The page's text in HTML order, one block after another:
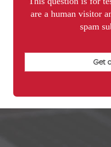
are a human visitor
spam